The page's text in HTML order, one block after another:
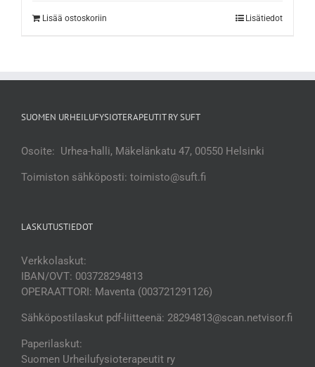
Lisää ostoskoriin Lisätiedot
SUOMEN URHEILUFYSIOTERAPEUTIT RY SUFT
Osoite: Urhea-halli, Mäkelänkatu 47, 00550 Helsinki
Toimiston sähköposti: toimisto@suft.fi
LASKUTUSTIEDOT
Verkkolaskut:
IBAN/OVT: 003728294813
OPERAATTORI: Maventa (003721291126)
Sähköpostilaskut pdf-liitteenä: 28294813@scan.netvisor.fi
Paperilaskut:
Suomen Urheilufysioterapeutit ry